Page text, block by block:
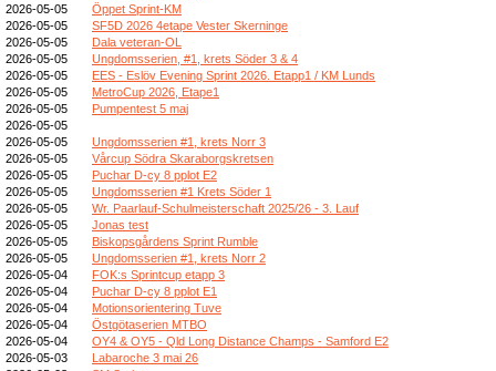
2026-05-05
Öppet Sprint-KM
2026-05-05
SF5D 2026 4etape Vester Skerninge
2026-05-05
Dala veteran-OL
2026-05-05
Ungdomsserien, #1, krets Söder 3 & 4
2026-05-05
EES - Eslöv Evening Sprint 2026. Etapp1 / KM Lunds
2026-05-05
MetroCup 2026, Etape1
2026-05-05
Pumpentest 5 maj
2026-05-05
2026-05-05
Ungdomsserien #1, krets Norr 3
2026-05-05
Vårcup Södra Skaraborgskretsen
2026-05-05
Puchar D-cy 8 pplot E2
2026-05-05
Ungdomsserien #1 Krets Söder 1
2026-05-05
Wr. Paarlauf-Schulmeisterschaft 2025/26 - 3. Lauf
2026-05-05
Jonas test
2026-05-05
Biskopsgårdens Sprint Rumble
2026-05-05
Ungdomsserien #1, krets Norr 2
2026-05-04
FOK:s Sprintcup etapp 3
2026-05-04
Puchar D-cy 8 pplot E1
2026-05-04
Motionsorientering Tuve
2026-05-04
Östgötaserien MTBO
2026-05-04
OY4 & OY5 - Qld Long Distance Champs - Samford E2
2026-05-03
Labaroche 3 mai 26